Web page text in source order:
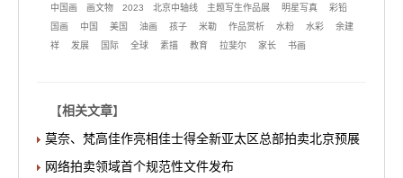
中国画 画文物 2023 北京中轴线 主题写生作品展 明星写真
彩铅
国画
中国 美国 油画 孩子 米勒 作品赏析 水粉 水彩
余建
祥
发展 国际 全球 素描 教育 拉斐尔 家长 书画
【相关文章】
莫奈、梵高佳作亮相佳士得全新亚太区总部拍卖北京预展
网络拍卖领域首个规范性文件发布